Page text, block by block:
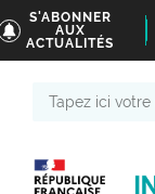
S'ABONNER
AUX
ACTUALITÉS